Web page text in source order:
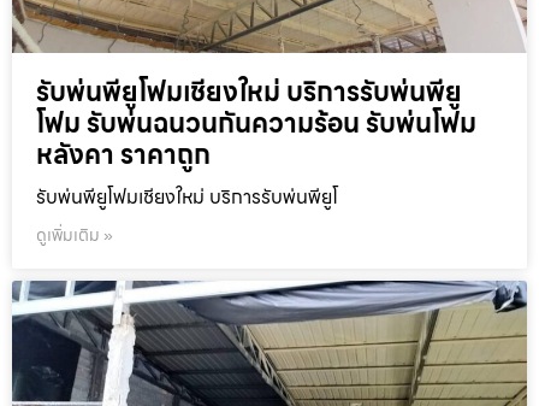
รับพ่นพียูโฟมเชียงใหม่ บริการรับพ่นพียู
โฟม รับพ่นฉนวนกันความร้อน รับพ่นโฟม
หลังคา ราคาถูก
รับพ่นพียูโฟมเชียงใหม่ บริการรับพ่นพียูโ
ดูเพิ่มเติม »